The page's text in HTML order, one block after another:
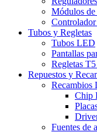
Módulos
Tubos y Regletas
Tubos LED
Pantallas
Regletas
Repuestos y
Recambios
Chip
Fuentes de